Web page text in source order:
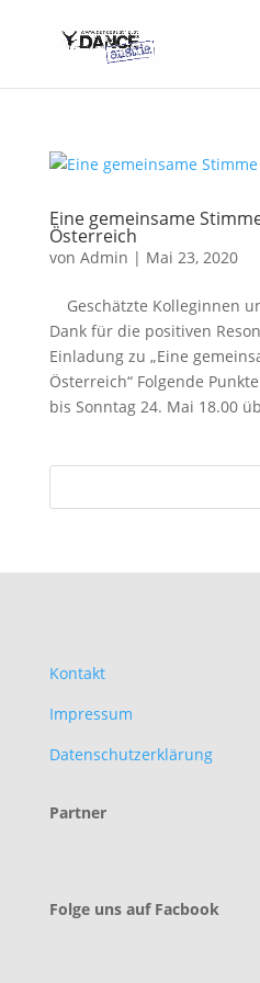
Eine gemeinsame
Österreich
von Admin | Mai 23, 2020
Geschätzte Kolleginnen
Dank für die positiven
Einladung zu „Eine
Österreich“ Folgende
bis Sonntag 24. Mai 18.00
Kontakt
Impressum
Datenschutzerklärung
Partner
Folge uns auf Facbook